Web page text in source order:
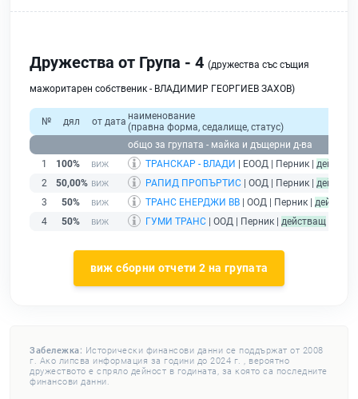
Дружества от Група - 4 (дружества със същия
мажоритарен собственик - ВЛАДИМИР ГЕОРГИЕВ ЗАХОВ)
№ дял от дата наименование
(правна форма, седалище, статус)
общо за групата - майка и дъщерни д-ва
1
100% ТРАНСКАР - ВЛАДИ | ЕООД | Перник |
2
50,00% РАПИД ПРОПЪРТИС | ООД | Перник |
3
50% ТРАНС ЕНЕРДЖИ ВВ | ООД | Перник |
4
50% ГУМИ ТРАНС | ООД | Перник | действащ
виж сборни отчети 2 на групата
Забележка: Исторически финансови данни се поддържат от 2008
г. Ако липсва информация за години до 2024 г. , вероятно
дружеството е спряло дейност в годината, за която са последните
финансови данни.